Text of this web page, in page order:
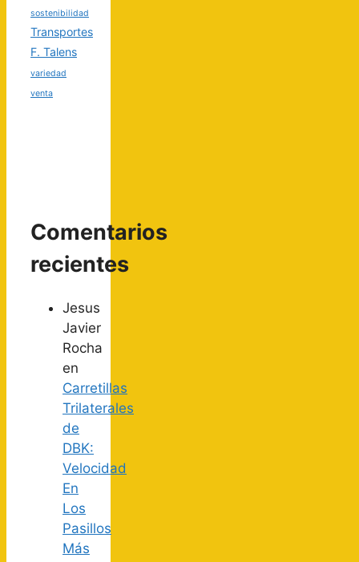
sostenibilidad
Transportes
F. Talens
variedad
venta
Comentarios
recientes
Jesus
Javier
Rocha
en
Carretillas
Trilaterales
de
DBK:
Velocidad
En
Los
Pasillos
Más